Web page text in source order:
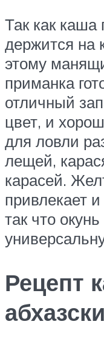
Так как каша
держится на
этому
приманка
отличный
цвет, и
для ловли
лещей,
карасей.
привлекает
так что
Рецепт
абхазски